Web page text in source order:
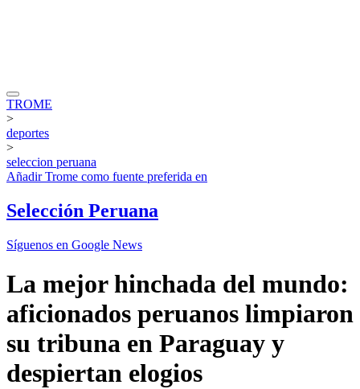
TROME
>
deportes
>
seleccion peruana
AñadirTrome como fuente preferida en
Selección Peruana
Síguenos en Google News
La mejor hinchada del mundo:
aficionados peruanos limpiaron
su tribuna en Paraguay y
despiertan elogios